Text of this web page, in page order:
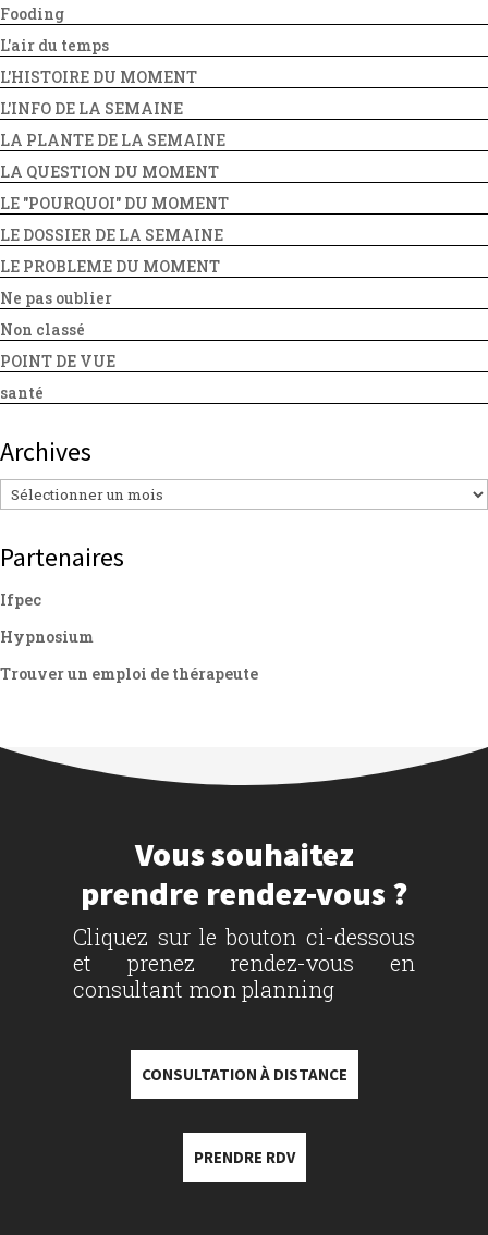
Fooding
L'air du temps
L'HISTOIRE DU MOMENT
L'INFO DE LA SEMAINE
LA PLANTE DE LA SEMAINE
LA QUESTION DU MOMENT
LE "POURQUOI" DU MOMENT
LE DOSSIER DE LA SEMAINE
LE PROBLEME DU MOMENT
Ne pas oublier
Non classé
POINT DE VUE
santé
Archives
Archives
Partenaires
Ifpec
Hypnosium
Trouver un emploi de thérapeute
Vous souhaitez
prendre rendez-vous ?
Cliquez sur le bouton ci-dessous
et prenez rendez-vous en
consultant mon planning
CONSULTATION À DISTANCE
PRENDRE RDV